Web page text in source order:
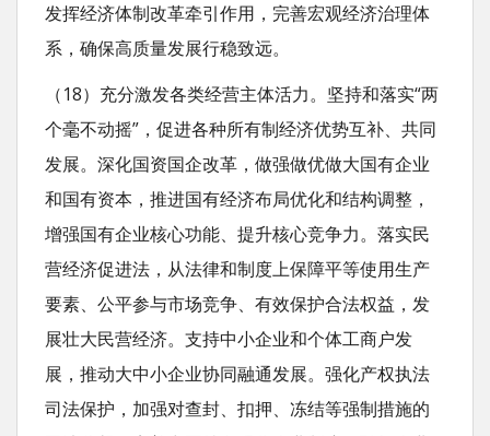
发挥经济体制改革牵引作用，完善宏观经济治理体
系，确保高质量发展行稳致远。
（18）充分激发各类经营主体活力。坚持和落实“两
个毫不动摇”，促进各种所有制经济优势互补、共同
发展。深化国资国企改革，做强做优做大国有企业
和国有资本，推进国有经济布局优化和结构调整，
增强国有企业核心功能、提升核心竞争力。落实民
营经济促进法，从法律和制度上保障平等使用生产
要素、公平参与市场竞争、有效保护合法权益，发
展壮大民营经济。支持中小企业和个体工商户发
展，推动大中小企业协同融通发展。强化产权执法
司法保护，加强对查封、扣押、冻结等强制措施的